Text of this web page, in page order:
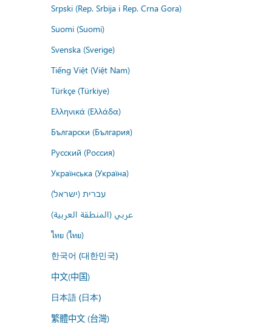
Srpski (Rep. Srbija i Rep. Crna Gora)
Suomi (Suomi)
Svenska (Sverige)
Tiếng Việt (Việt Nam)
Türkçe (Türkiye)
Ελληνικά (Ελλάδα)
Български (България)
Русский (Россия)
Українська (Україна)
עברית (ישראל)
عربي (المنطقة العربية)
ไทย (ไทย)
한국어 (대한민국)
中文(中国)
日本語 (日本)
繁體中文 (台灣)